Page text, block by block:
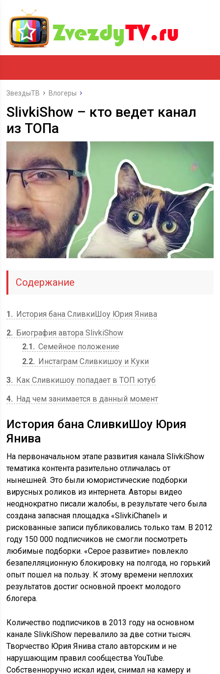
ЗвездыТВ Влогеры
SlivkiShow – кто ведет канал
из ТОПа
Содержание
1
История бана СливкиШоу Юрия Янива
2
Биография автора SlivkiShow
2.1
Семейное положение
2.2
Инстаграм Сливкишоу и Куки
3
Как Сливкишоу попадает в ТОП ютуб
4
Над чем занимается в данный момент
История бана СливкиШоу Юрия
Янива
На первоначальном этапе развития канала SlivkiShow
тематика контента разительно отличалась от
нынешней. Это были юмористические подборки
вирусных роликов из интернета. Авторы видео
неоднократно писали жалобы, в результате чего была
создана запасная площадка «SlivkiChanel» и
рискованные записи публиковались только там. В 2012
году 150 000 подписчиков не смогли посмотреть
любимые подборки. «Серое развитие» повлекло
безапелляционную блокировку на полгода, но горький
опыт пошел на пользу. К этому времени неплохих
результатов достиг основной проект молодого
блогера.
Количество подписчиков в 2013 году на основном
канале SlivkiShow перевалило за две сотни тысяч.
Творчество Юрия Янива стало авторским и не
нарушающим правил сообщества YouTube.
Собственноручно искал идеи, снимал на камеру и